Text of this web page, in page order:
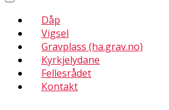
Dåp
Vigsel
Gravplass (ha.grav.no)
Kyrkjelydane
Fellesrådet
Kontakt